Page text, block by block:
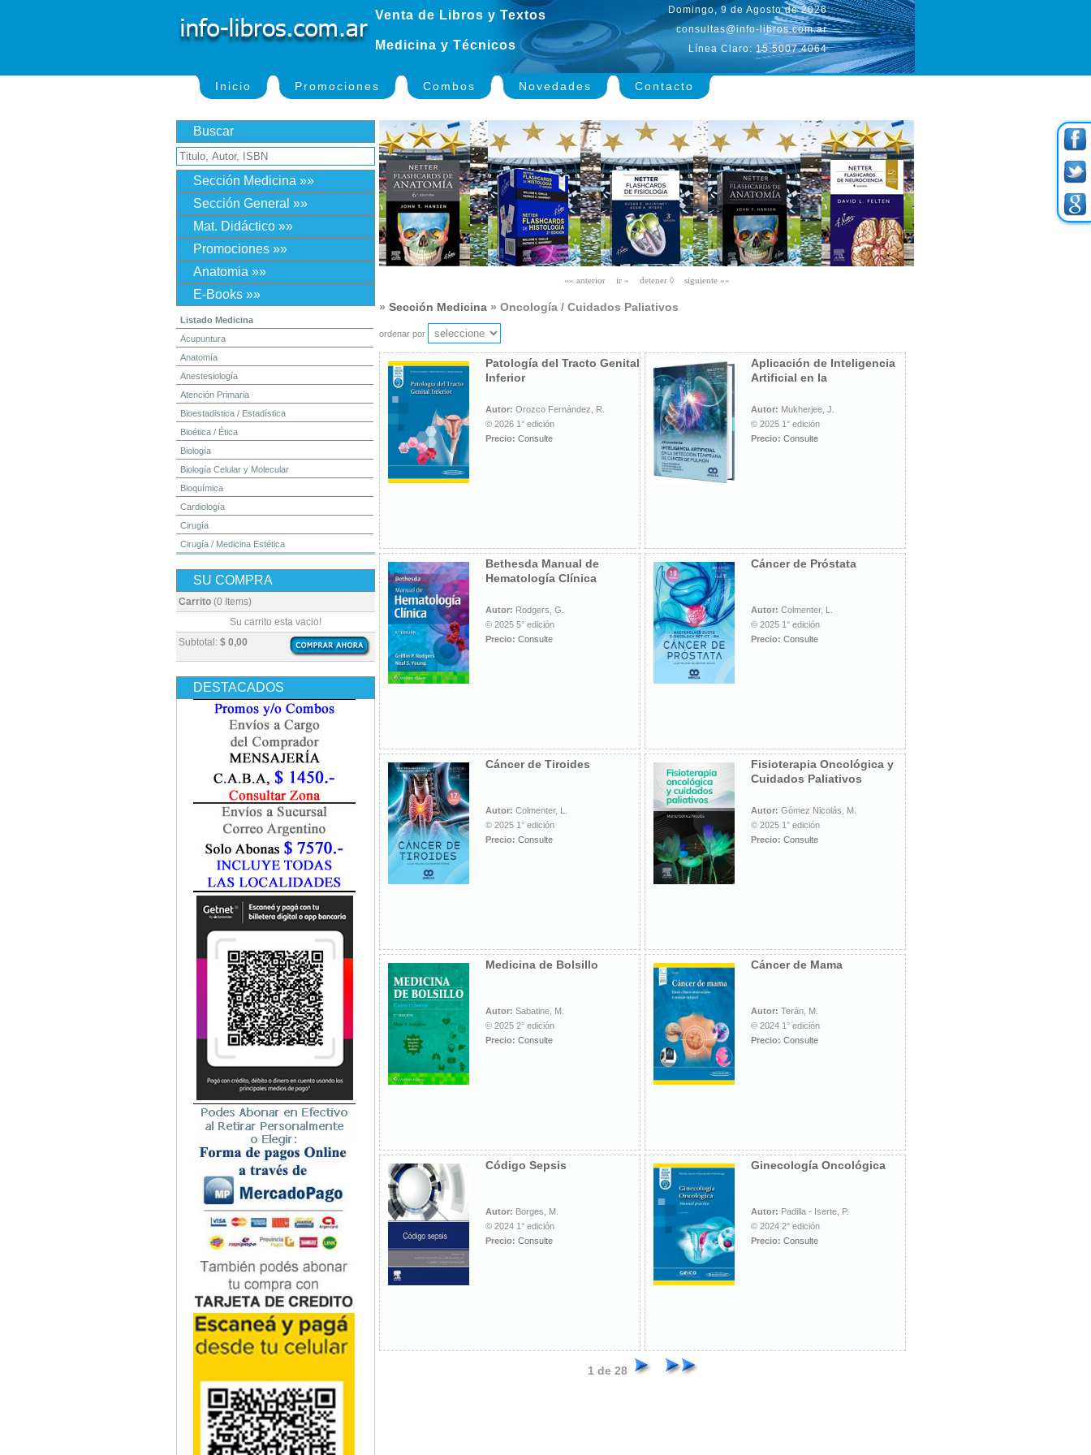
Venta de Libros y Textos
Medicina y Técnicos
Domingo, 9 de Agosto de 2026
consultas@info-libros.com.ar
Línea Claro: 15.5007.4064
Inicio Promociones Combos Novedades Contacto
Buscar
Sección Medicina »»
Sección General »»
Mat. Didáctico »»
Promociones »»
Anatomia »»
E-Books »»
Listado Medicina
Acupuntura
Anatomía
Anestesiología
Atención Primaria
Bioestadistica / Estadística
Bioética / Ética
Biología
Biología Celular y Molecular
Bioquímica
Cardiología
Cirugía
Cirugía / Medicina Estética
Dermatología
Diagnóstico por Imagen / Radiología
Embriología
Enfermería
Epidemiología
Farmacia / Farmacología
Fisiatría / Kinesiología
Fisiología / Fisiopatología
Fonoaudiología
Gastroenterología
Geriatría
Ginecología / Obstetricia
Hematología
Histología
Homeopatía
Infectología
Inmunología
Instrumentación Quirurgica
Medicina del Deporte / Rehabilitación
Medicina Emergencias / Urgencias
Medicina Forense / Legal
Medicina General
Medicina Interna
Microbiología
Nefrología
Neonatología / Pediatría
Neumología
Neuroanatomía / Neurociencia
Neurocirugía
Neurología
Nutrición
Odontología
Oftalmología
Oncología / Cuidados Paliativos
Ortopedía / Traumatología
Osteopatía
Otorrinolaringología
Podología
Psicología
Psiquiatría
Química
SU COMPRA
Carrito (0 Items)
Subtotal: $ 0,00
Su carrito esta vacio!
DESTACADOS
» Sección Medicina » Oncología / Cuidados Paliativos
ordenar por
Patología del Tracto Genital
Inferior
Autor: Orozco Fernández, R.
© 2026 1° edición
Precio: Consulte
Aplicación de Inteligencia
Artificial en la
Autor: Mukherjee, J.
© 2025 1° edición
Precio: Consulte
Bethesda Manual de
Hematología Clínica
Autor: Rodgers, G.
© 2025 5° edición
Precio: Consulte
Cáncer de Próstata
Autor: Colmenter, L.
© 2025 1° edición
Precio: Consulte
Cáncer de Tiroides
Autor: Colmenter, L.
© 2025 1° edición
Precio: Consulte
Fisioterapia Oncológica y
Cuidados Paliativos
Autor: Gómez Nicolás, M.
© 2025 1° edición
Precio: Consulte
Medicina de Bolsillo
Autor: Sabatine, M.
© 2025 2° edición
Precio: Consulte
Cáncer de Mama
Autor: Terán, M.
© 2024 1° edición
Precio: Consulte
Código Sepsis
Autor: Borges, M.
© 2024 1° edición
Precio: Consulte
Ginecología Oncológica
Autor: Padilla - Iserte, P.
© 2024 2° edición
Precio: Consulte
1 de 28